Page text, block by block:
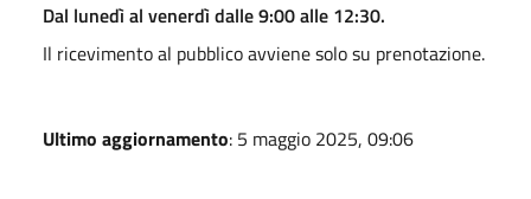
Dal lunedì al venerdì dalle 9:00 alle 12:30.
Il ricevimento al pubblico avviene solo su prenotazione.
Ultimo aggiornamento: 5 maggio 2025, 09:06